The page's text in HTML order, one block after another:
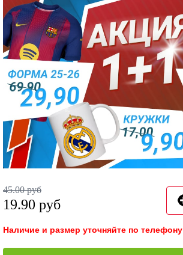
45.00 руб
19.90 руб
Наличие и размер уточняйте по телефону